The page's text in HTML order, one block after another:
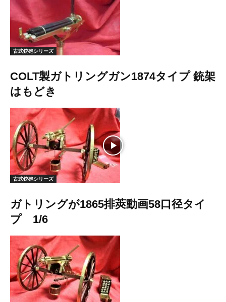
古式銃砲シリーズ
COLT製ガトリングガン1874タイプ 銃架
はもどき
古式銃砲シリーズ
ガトリングが1865排莢動画58口径タイ
プ 1/6